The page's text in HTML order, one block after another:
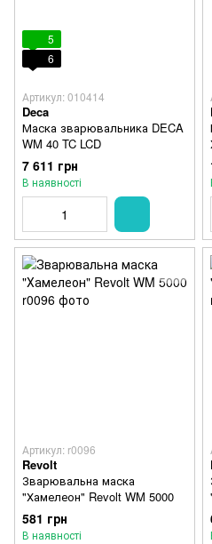
5
6
Артикул: 010414
Deca
Маска зварювальника DECA
WM 40 TC LCD
7 611 грн
В наявності
Артикул: r0096
Revolt
Зварювальна маска
"Хамелеон" Revolt WM 5000
581 грн
В наявності